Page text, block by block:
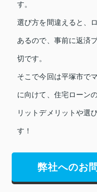
す。
選び方を間違えると、
あるので、事前に返済
切です。
そこで今回は平塚市で
に向けて、住宅ローン
リットデメリットや選
す！
弊社へのお